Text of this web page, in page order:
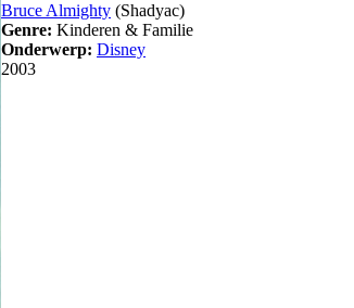
Bruce Almighty (Shadyac)
Genre: Kinderen & Familie
Onderwerp: Disney
2003